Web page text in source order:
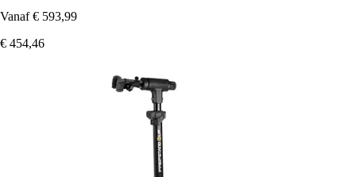
Vanaf € 593,99
€ 454,46